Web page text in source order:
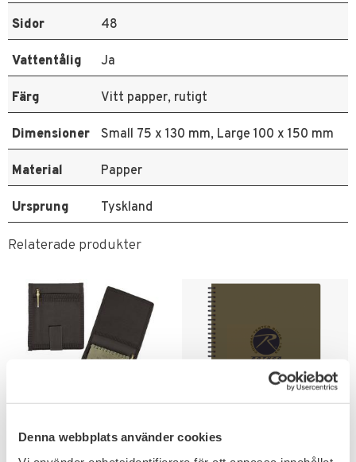
Denna webbplats använder cookies
Sidor 48
Vattentålig Ja
Färg Vitt papper, rutigt
Dimensioner Small 75 x 130 mm, Large 100 x 150 mm
Material Papper
Ursprung Tyskland
Relaterade produkter
Lägg till i favoriter Lägg till i favoriter